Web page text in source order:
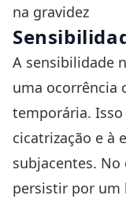
na gravidez
A sensibilidade
uma ocorrência
temporária.
cicatrização e à
subjacentes.
persistir por um